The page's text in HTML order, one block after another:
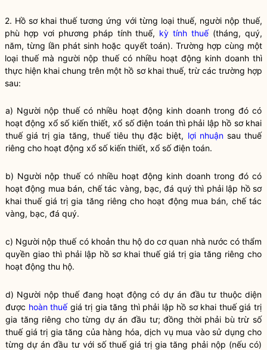
2. Hồ sơ khai thuế tương ứng với từng loại thuế, người nộp thuế,
phù hợp vơi phương pháp tính thuế, kỳ tính thuế(tháng, quý,
năm, từng lần phát sinh hoặc quyết toán). Trường hợp cùng một
loại thuế mà người nộp thuế có nhiều hoạt động kinh doanh thì
thực hiện khai chung trên một hồ sơ khai thuế, trừ các trường hợp
sau:
a) Người nộpthuếcó nhiều hoạt động kinh doanh trong đó có
hoạt động xổ số kiến thiết, xổ số điện toán thì phải lập hồ sơ khai
thuếgiá trị gia tăng, thuếtiêu thụ đặc biệt, lợi nhuậnsauthuế
riêng cho hoạt động xổ số kiến thiết, xổ số điện toán.
b) Người nộp thuếcó nhiều hoạt động kinh doanh trong đó có
hoạt động mua bán, chế tác vàng, bạc, đá quý thì phải lập hồ sơ
khaithuếgiá trị gia tăng riêng cho hoạt động mua bán, chế tác
vàng, bạc, đá quý.
c) Người nộpthuếcó khoản thu hộ do cơ quan nhà nước có thẩm
quyền giao thì phải lập hồ sơ khai thuếgiá trị gia tăng riêng cho
hoạt động thu hộ.
d) Người nộp thuế đang hoạt động có dự án đầu tư thuộc diện
được hoàn thuếgiá trị gia tăng thì phải lập hồ sơ khai thuế giá trị
gia tăng riêng cho từng dự án đầu tư; đồng thời phải bù trừ số
thuế giá trị gia tăng của hàng hóa, dịch vụ mua vào sử dụng cho
từng dự án đầu tư với số thuế giá trị gia tăng phải nộp (nếu có)